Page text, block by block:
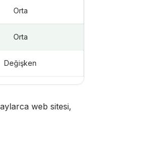
Orta
Orta
Değişken
web sitesi,